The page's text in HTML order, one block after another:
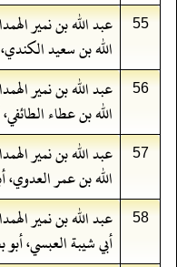
55 عبد الله بن نمير
الله بن سعيد
56 عبد الله بن نمير
الله بن عطاء
57 عبد الله بن نمير
الله بن عمر العدوي،
58 عبد الله بن نمير
أبي شيبة العبسي،